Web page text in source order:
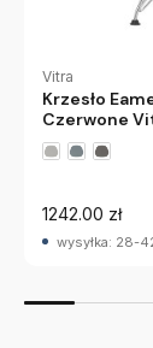
Vitra
Krzesło
Czerwone
1242.00 zł
wysyłka: 28-